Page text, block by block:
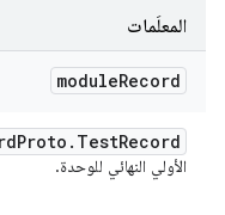
المعلَمات
moduleRecord
Proto . TestRecord
الأولي النهائي للوحدة.